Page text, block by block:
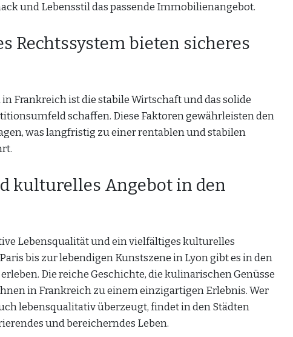
und Lebensstil das passende Immobilienangebot.
Rechtssystem bieten sicheres
Frankreich ist die stabile Wirtschaft und das solide
schaffen. Diese Faktoren gewährleisten den
was langfristig zu einer rentablen und stabilen
kulturelles Angebot in den
Lebensqualität und ein vielfältiges kulturelles
bis zur lebendigen Kunstszene in Lyon gibt es in den
Die reiche Geschichte, die kulinarischen Genüsse
in Frankreich zu einem einzigartigen Erlebnis. Wer
lebensqualitativ überzeugt, findet in den Städten
und bereicherndes Leben.